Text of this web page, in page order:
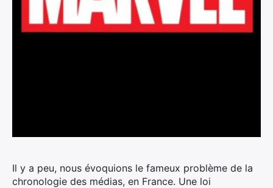
Il y a peu, nous évoquions le fameux problème de la
chronologie des médias, en France. Une loi